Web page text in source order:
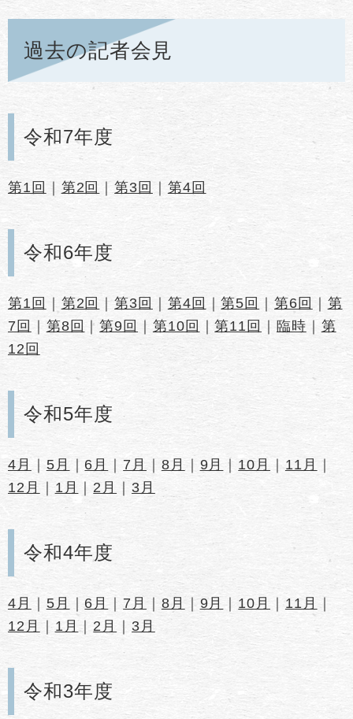
過去の記者会見
令和7年度
第1回 ｜ 第2回 ｜第3回 ｜ 第4回
令和6年度
第1回 ｜ 第2回 ｜第3回 ｜ 第4回 ｜第5回 ｜第6回 ｜ 第
7回 ｜ 第8回 ｜第9回 ｜ 第10回 ｜第11回 ｜ 臨時 ｜ 第
12回
令和5年度
4月 ｜ 5月 ｜ 6月 ｜7月 ｜ 8月 ｜ 9月 ｜ 10月 ｜ 11月 ｜
12月
｜1月 ｜ 2月 ｜ 3月
令和4年度
4月 ｜ 5月 ｜ 6月 ｜ 7月 ｜ 8月 ｜ 9月 ｜ 10月 ｜ 11月
｜
12月
｜ 1月 ｜ 2月 ｜ 3月
令和3年度